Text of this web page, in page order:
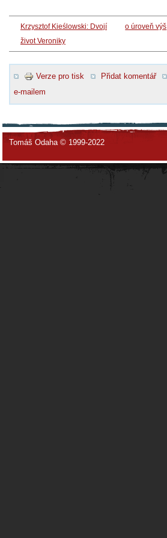
Krzysztof Kieślowski: Dvojí
život Veroniky
o úroveň výš
Verze pro tisk Přidat komentář
e-mailem
Tomáš Odaha © 1999-2022